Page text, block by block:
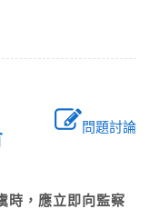
問題討論
時，應立即向監察